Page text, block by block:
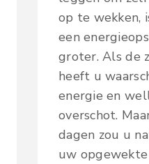
op te wekken,
een
groter. Als de
heeft u
energie en
overschot.
dagen zou u
uw